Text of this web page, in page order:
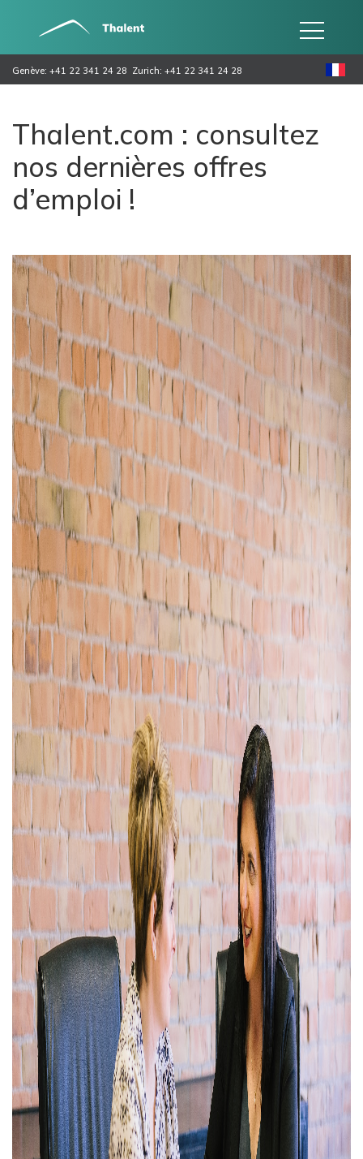
Genève: +41 22 341 24 28 Zurich: +41 22 341 24 28
Thalent.com : consultez
nos dernières offres
d’emploi !